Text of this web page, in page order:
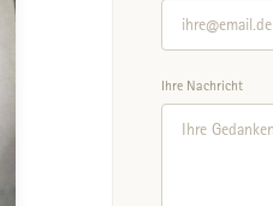
Ihre Nachricht